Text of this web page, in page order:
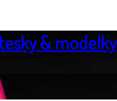
& modelky